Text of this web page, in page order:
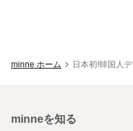
minne ホーム 日本初!韓国人
minneを知る